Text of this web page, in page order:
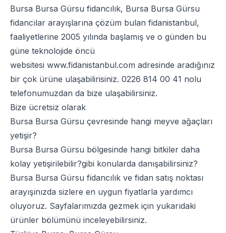
Bursa Bursa Gürsu fidancılık, Bursa Bursa Gürsu
fidancılar arayışlarına çözüm bulan fidanistanbul,
faaliyetlerine 2005 yılında başlamış ve o günden bu
güne teknolojide öncü
websitesi www.fidanistanbul.com adresinde aradığınız
bir çok ürüne ulaşabilirisiniz. 0226 814 00 41 nolu
telefonumuzdan da bize ulaşabilirsiniz.
Bize ücretsiz olarak
Bursa Bursa Gürsu çevresinde hangi meyve ağaçları
yetişir?
Bursa Bursa Gürsu bölgesinde hangi bitkiler daha
kolay yetişirilebilir?gibi konularda danışabilirsiniz?
Bursa Bursa Gürsu fidancılık ve fidan satış noktası
arayışınızda sizlere en uygun fiyatlarla yardımcı
oluyoruz. Sayfalarımızda gezmek için yukarıdaki
ürünler bölümünü inceleyebilirsiniz.